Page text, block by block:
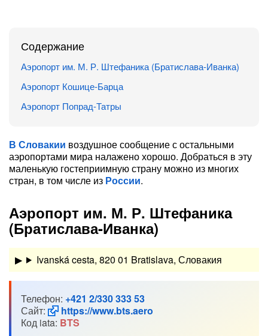
Содержание
Аэропорт им. М. Р. Штефаника (Братислава-Иванка)
Аэропорт Кошице-Барца
Аэропорт Попрад-Татры
В Словакии воздушное сообщение с остальными
аэропортами мира налажено хорошо. Добраться в эту
маленькую гостеприимную страну можно из многих
стран, в том числе из России.
Аэропорт им. М. Р. Штефаника
(Братислава-Иванка)
Ivanská cesta, 820 01 Bratislava, Словакия
Телефон: +421 2/330 333 53
Сайт:
https://www.bts.aero
Код iata: BTS